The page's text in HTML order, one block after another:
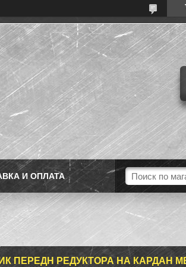
И ОПЛАТА
ПЕРЕДН РЕДУКТОРА НА КАРДАН